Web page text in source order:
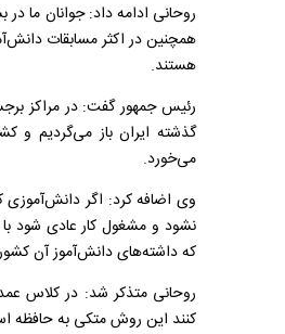
روحانی ادامه داد: جوانان ما در
همچنین در اکثر مسابقات
هستند.
رئیس جمهور گفت: در مراکز
گذشته ایران باز می‌گردیم و
می‌خورد.
که داشته‌های دانش‌آموز آن
روحانی متذکر شد: در کلاس
کنند این روش متکی به حافظه